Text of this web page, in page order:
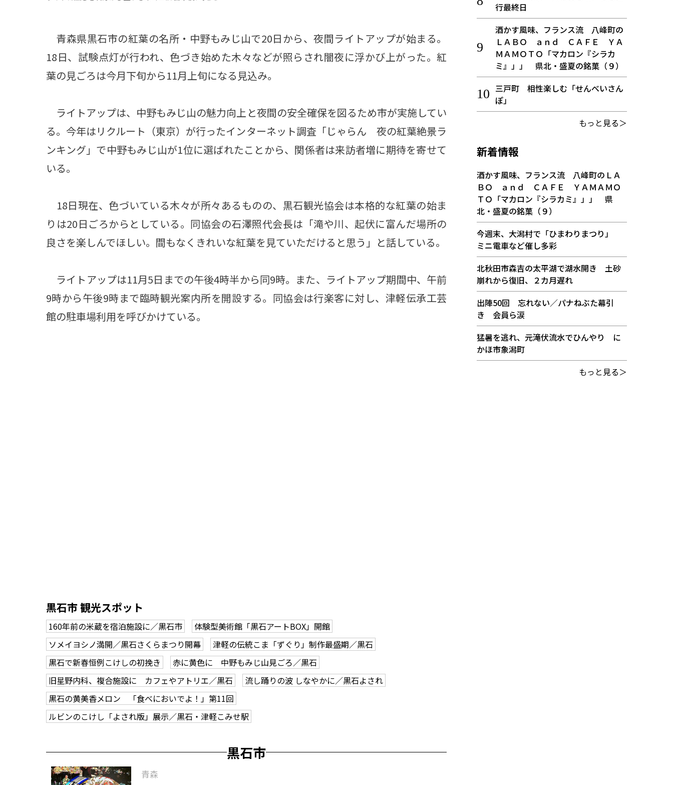
青森県黒石市の紅葉の名所・中野もみじ山で20日から、夜間ライトアップが始まる。
18日、試験点灯が行われ、色づき始めた木々などが照らされ闇夜に浮かび上がった。紅
葉の見ごろは今月下旬から11月上旬になる見込み。
ライトアップは、中野もみじ山の魅力向上と夜間の安全確保を図るため市が実施してい
る。今年はリクルート（東京）が行ったインターネット調査「じゃらん 夜の紅葉絶景ラ
ンキング」で中野もみじ山が1位に選ばれたことから、関係者は来訪者増に期待を寄せて
いる。
18日現在、色づいている木々が所々あるものの、黒石観光協会は本格的な紅葉の始ま
りは20日ごろからとしている。同協会の石澤照代会長は「滝や川、起伏に富んだ場所の
良さを楽しんでほしい。間もなくきれいな紅葉を見ていただけると思う」と話している。
ライトアップは11月5日までの午後4時半から同9時。また、ライトアップ期間中、午前
9時から午後9時まで臨時観光案内所を開設する。同協会は行楽客に対し、津軽伝承工芸
館の駐車場利用を呼びかけている。
黒石市 観光スポット
160年前の米蔵を宿泊施設に／黒石市
体験型美術館「黒石アートBOX」開館
ソメイヨシノ満開／黒石さくらまつり開幕
津軽の伝統こま「ずぐり」制作最盛期／黒石
黒石で新春恒例こけしの初挽き
赤に黄色に 中野もみじ山見ごろ／黒石
旧星野内科、複合施設に カフェやアトリエ／黒石
流し踊りの波 しなやかに／黒石よされ
黒石の黄美香メロン 「食べにおいでよ！」第11回
ルビンのこけし「よされ版」展示／黒石・津軽こみせ駅
黒石市
青森
行最終日
酒かす風味、フランス流 八峰町の
ＬＡＢＯ ａｎｄ ＣＡＦＥ ＹＡ
ＭＡＭＯＴＯ「マカロン『シラカ
ミ』」」 県北・盛夏の銘菓（９）
三戸町 相性楽しむ「せんべいさん
ぽ」
もっと見る＞
新着情報
酒かす風味、フランス流 八峰町のＬＡ
ＢＯ ａｎｄ ＣＡＦＥ ＹＡＭＡＭＯ
ＴＯ「マカロン『シラカミ』」」 県
北・盛夏の銘菓（９）
今週末、大潟村で「ひまわりまつり」
ミニ電車など催し多彩
北秋田市森吉の太平湖で湖水開き 土砂
崩れから復旧、２カ月遅れ
出陣50回 忘れない／パナねぶた幕引
き 会員ら涙
猛暑を逃れ、元滝伏流水でひんやり に
かほ市象潟町
もっと見る＞